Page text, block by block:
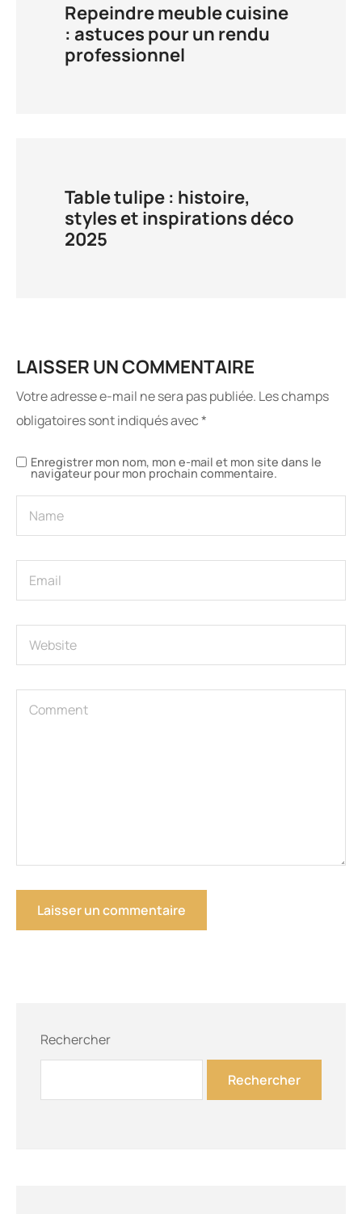
Repeindre meuble cuisine
: astuces pour un rendu
professionnel
Table tulipe : histoire,
styles et inspirations déco
2025
LAISSER UN COMMENTAIRE
Votre adresse e-mail ne sera pas publiée. Les champs
obligatoires sont indiqués avec*
Enregistrer mon nom, mon e-mail et mon site dans le
navigateur pour mon prochain commentaire.
Rechercher
Rechercher